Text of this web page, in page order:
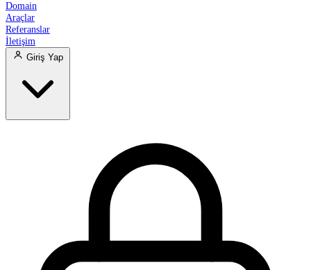
Domain
Araçlar
Referanslar
İletişim
Giriş Yap